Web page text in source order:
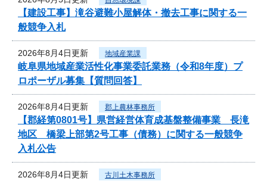
【建設工事】滝谷避難小屋解体・撤去工事に関する一
般競争入札
2026年8月4日更新 地域産業課
岐阜県地域産業活性化事業委託業務（令和8年度）プ
ロポーザル募集【質問回答】
2026年8月4日更新 郡上農林事務所
【郡経第0801号】県営経営体育成基盤整備事業 長滝
地区 橋梁上部第2号工事（債務）に関する一般競争
入札公告
2026年8月4日更新 古川土木事務所